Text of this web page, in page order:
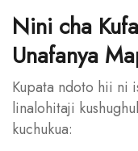
Nini cha
Unafanya
Kupata ndoto hii ni
linalohitaji
kuchukua: